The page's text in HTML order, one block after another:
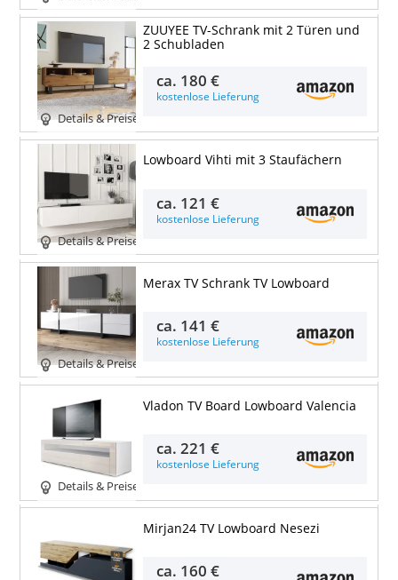
Details & Preise
ZUUYEE TV-Schrank mit 2 Türen und
2 Schubladen
ca. 180 €
kostenlose Lieferung
Details & Preise
Lowboard Vihti mit 3 Staufächern
ca. 121 €
kostenlose Lieferung
Details & Preise
Merax TV Schrank TV Lowboard
ca. 141 €
kostenlose Lieferung
Details & Preise
Vladon TV Board Lowboard Valencia
ca.221 €
kostenlose Lieferung
Mirjan24 TV Lowboard Nesezi
ca. 160 €